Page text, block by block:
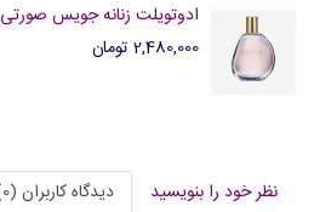
ادوتویلت زنانه جویس صورتی
2,480,000 تومان
نظر خود را بنویسید
دیدگاه کاربران (0)